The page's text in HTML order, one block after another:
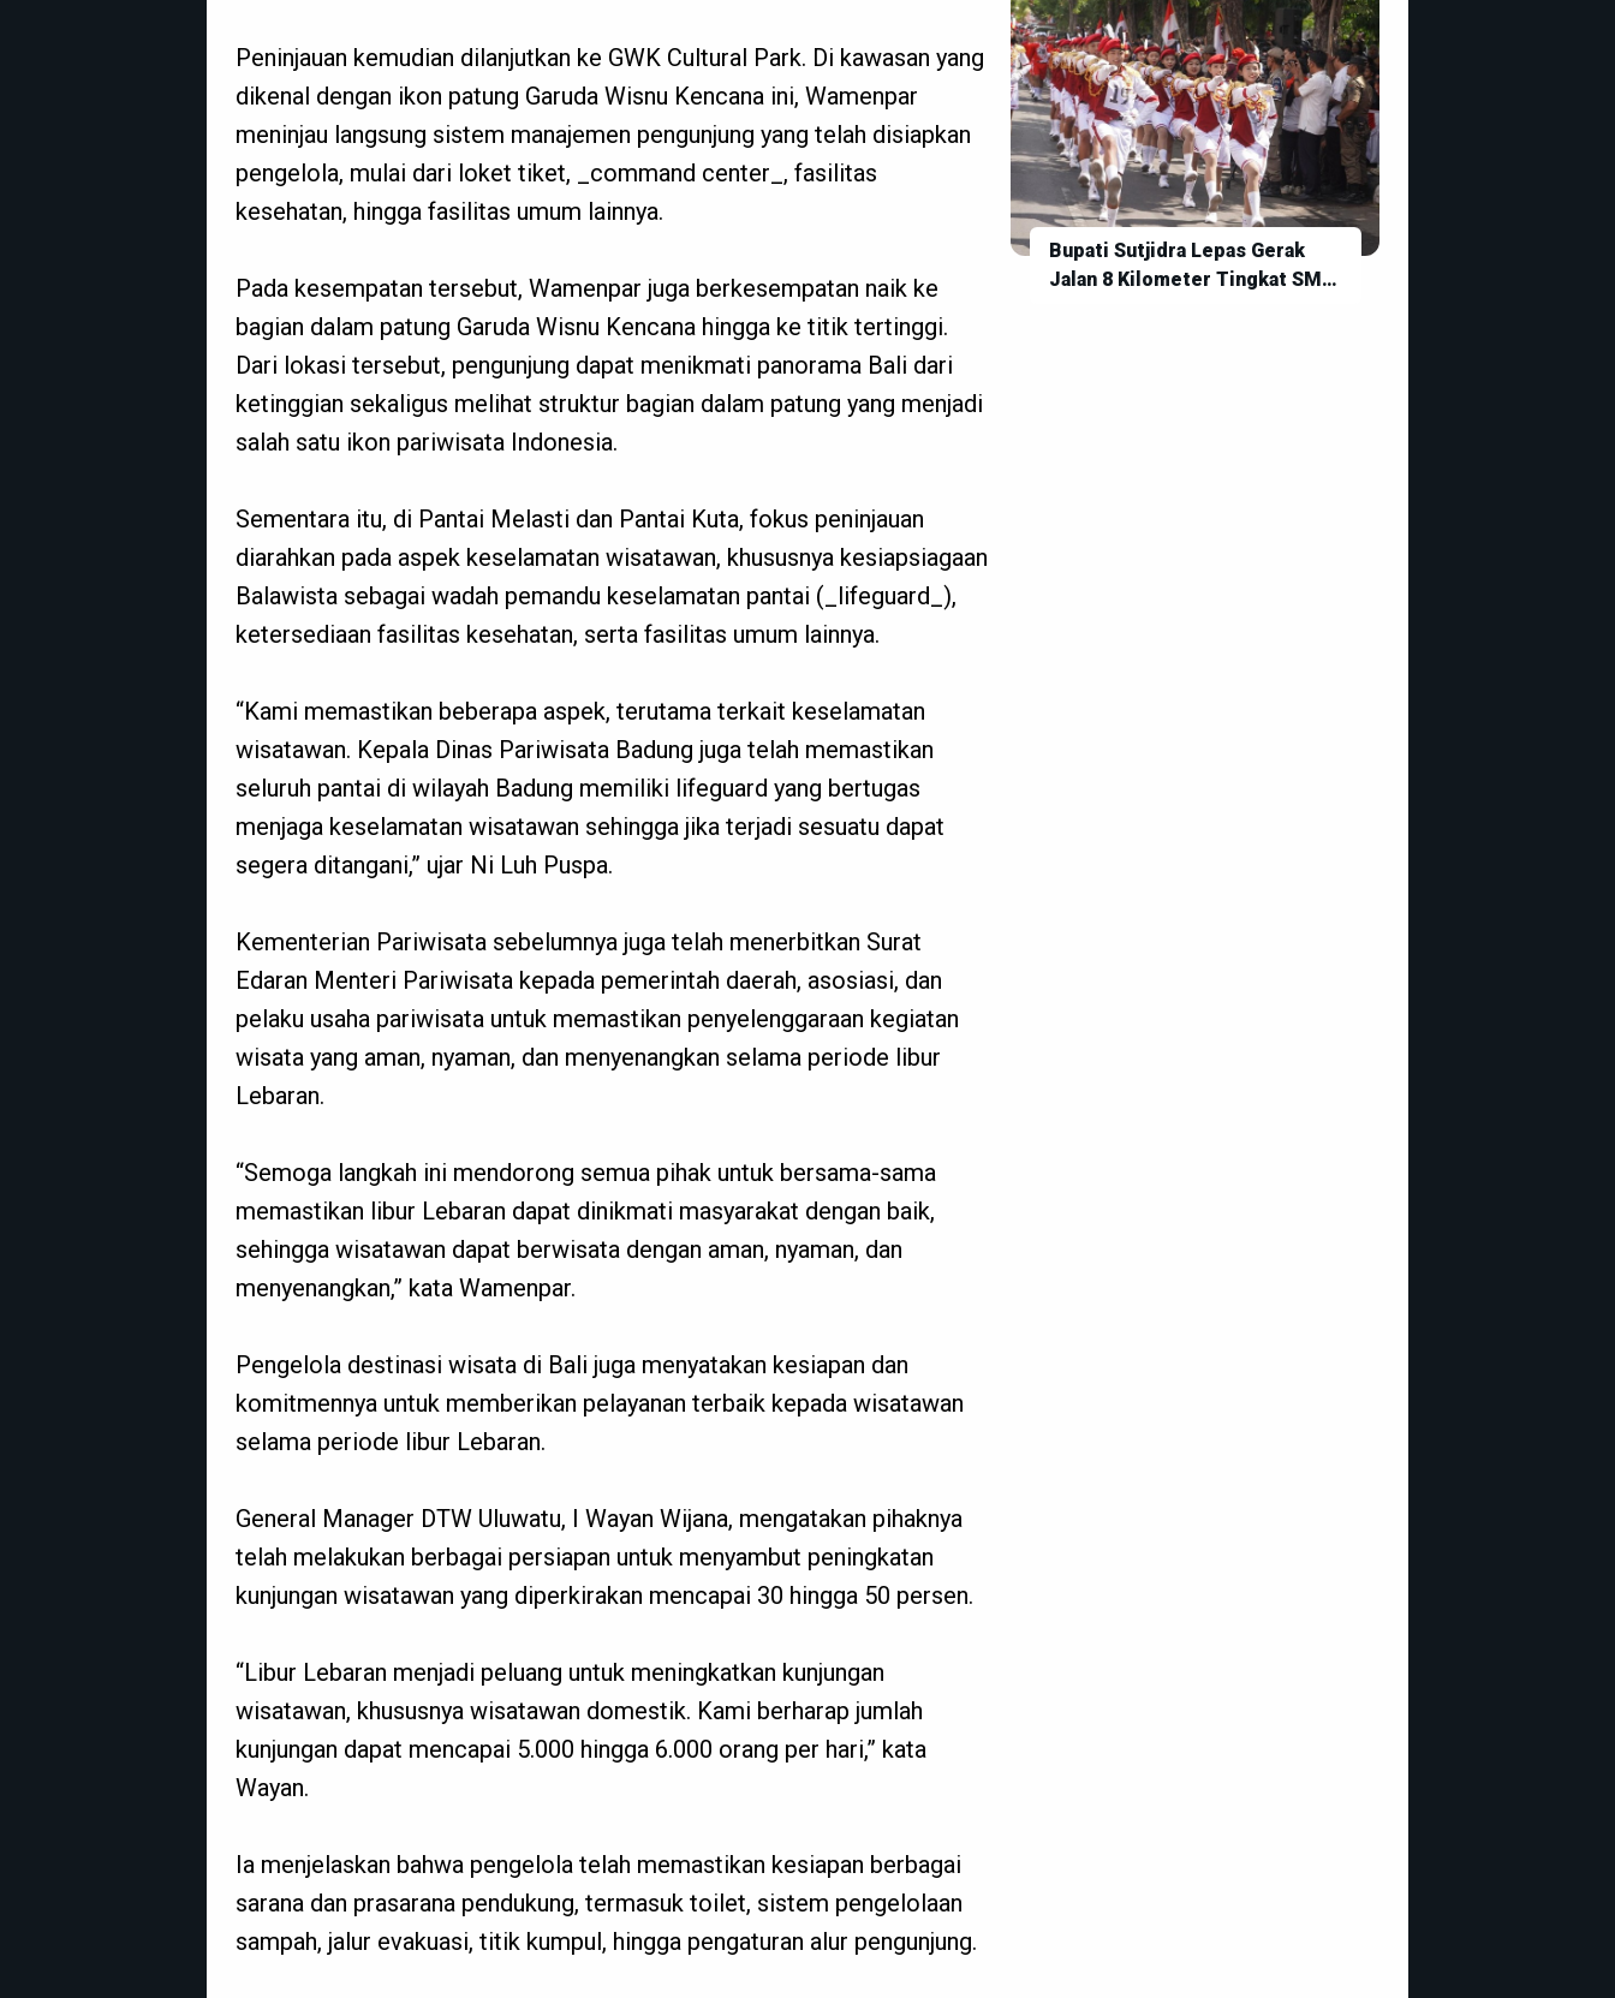
Peninjauan kemudian dilanjutkan ke GWK Cultural Park. Di kawasan yang
dikenal dengan ikon patung Garuda Wisnu Kencana ini, Wamenpar
meninjau langsung sistem manajemen pengunjung yang telah disiapkan
pengelola, mulai dari loket tiket, _command center_, fasilitas
kesehatan, hingga fasilitas umum lainnya.
Pada kesempatan tersebut, Wamenpar juga berkesempatan naik ke
bagian dalam patung Garuda Wisnu Kencana hingga ke titik tertinggi.
Dari lokasi tersebut, pengunjung dapat menikmati panorama Bali dari
ketinggian sekaligus melihat struktur bagian dalam patung yang menjadi
salah satu ikon pariwisata Indonesia.
Sementara itu, di Pantai Melasti dan Pantai Kuta, fokus peninjauan
diarahkan pada aspek keselamatan wisatawan, khususnya kesiapsiagaan
Balawista sebagai wadah pemandu keselamatan pantai (_lifeguard_),
ketersediaan fasilitas kesehatan, serta fasilitas umum lainnya.
“Kami memastikan beberapa aspek, terutama terkait keselamatan
wisatawan. Kepala Dinas Pariwisata Badung juga telah memastikan
seluruh pantai di wilayah Badung memiliki lifeguard yang bertugas
menjaga keselamatan wisatawan sehingga jika terjadi sesuatu dapat
segera ditangani,” ujar Ni Luh Puspa.
Kementerian Pariwisata sebelumnya juga telah menerbitkan Surat
Edaran Menteri Pariwisata kepada pemerintah daerah, asosiasi, dan
pelaku usaha pariwisata untuk memastikan penyelenggaraan kegiatan
wisata yang aman, nyaman, dan menyenangkan selama periode libur
Lebaran.
“Semoga langkah ini mendorong semua pihak untuk bersama-sama
memastikan libur Lebaran dapat dinikmati masyarakat dengan baik,
sehingga wisatawan dapat berwisata dengan aman, nyaman, dan
menyenangkan,” kata Wamenpar.
Pengelola destinasi wisata di Bali juga menyatakan kesiapan dan
komitmennya untuk memberikan pelayanan terbaik kepada wisatawan
selama periode libur Lebaran.
General Manager DTW Uluwatu, I Wayan Wijana, mengatakan pihaknya
telah melakukan berbagai persiapan untuk menyambut peningkatan
kunjungan wisatawan yang diperkirakan mencapai 30 hingga 50 persen.
“Libur Lebaran menjadi peluang untuk meningkatkan kunjungan
wisatawan, khususnya wisatawan domestik. Kami berharap jumlah
kunjungan dapat mencapai 5.000 hingga 6.000 orang per hari,” kata
Wayan.
Ia menjelaskan bahwa pengelola telah memastikan kesiapan berbagai
sarana dan prasarana pendukung, termasuk toilet, sistem pengelolaan
sampah, jalur evakuasi, titik kumpul, hingga pengaturan alur pengunjung.
Bupati Sutjidra Lepas Gerak
Jalan 8 Kilometer Tingkat SMP,